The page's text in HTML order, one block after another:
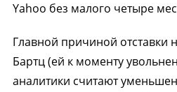
Yahoo без малого четыре
Главной причиной отставки
Бартц (ей к моменту
аналитики считают